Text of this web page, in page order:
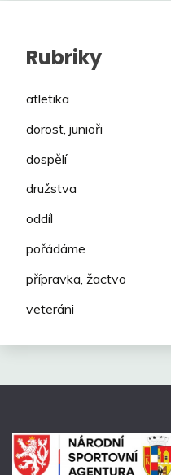
Rubriky
atletika
dorost, junioři
dospělí
družstva
oddíl
pořádáme
přípravka, žactvo
veteráni